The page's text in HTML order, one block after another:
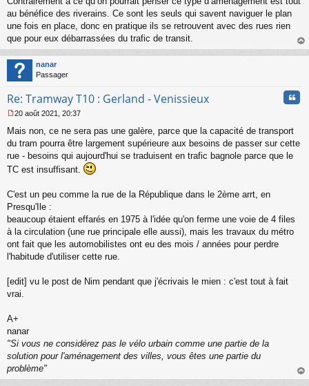
l
u
au bénéfice des riverains. Ce sont les seuls qui savent naviguer le plan
une fois en place, donc en pratique ils se retrouvent avec des rues rien
que pour eux débarrassées du trafic de transit.
au
nanar
Passager
Re: Tramway T10 : Gerland - Venissieux
e
s
g
n
o
l
u
20 août 2021, 20:37
Mais non, ce ne sera pas une galère, parce que la capacité de transport
du tram pourra être largement supérieure aux besoins de passer sur cette
rue - besoins qui aujourd'hui se traduisent en trafic bagnole parce que le
TC est insuffisant.
C'est un peu comme la rue de la République dans le 2ème arrt, en
Presqu'Ile :
beaucoup étaient effarés en 1975 à l'idée qu'on ferme une voie de 4 files
à la circulation (une rue principale elle aussi), mais les travaux du métro
ont fait que les automobilistes ont eu des mois / années pour perdre
l'habitude d'utiliser cette rue.
[edit] vu le post de Nim pendant que j'écrivais le mien : c'est tout à fait
vrai.
A+
nanar
"Si vous ne considérez pas le vélo urbain comme une partie de la
solution pour l'aménagement des villes, vous êtes une partie du
problème"
au